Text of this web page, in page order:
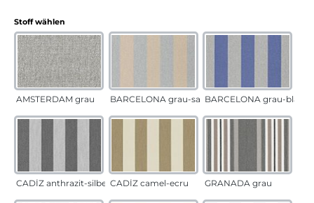
Stoff wählen
AMSTERDAM grau BARCELONA grau-sandBARCELONA grau-blau
CADÍZ anthrazit-silber CADÍZ camel-ecru GRANADA grau